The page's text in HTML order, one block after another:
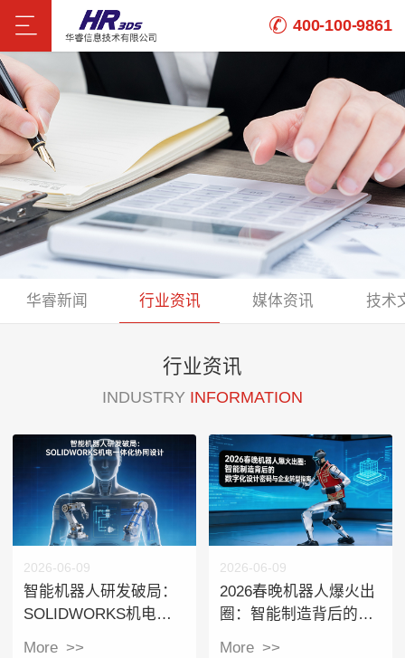
400-100-9861
华睿新闻 行业资讯 媒体资讯 技术
行业资讯
INDUSTRY INFORMATION
2026-06-09
智能机器人研发破局：
SOLIDWORKS机电一
More >>
2026-06-09
2026春晚机器人爆火出
圈：智能制造背后的数
More >>